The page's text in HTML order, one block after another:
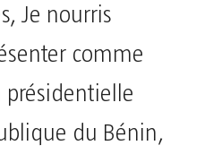
Je nourris
comme
présidentielle
du Bénin,